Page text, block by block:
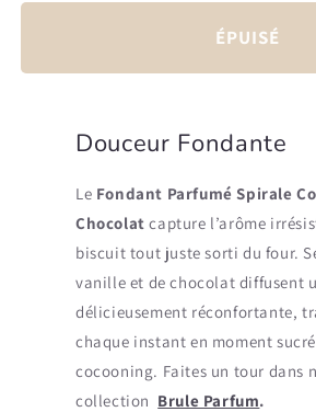
ÉPUISÉ
Douceur Fondante
Le Fondant Parfumé Spirale
Chocolat capture l’arôme
biscuit tout juste sorti du four.
vanille et de chocolat diffusent
délicieusement réconfortante,
chaque instant en moment
cocooning. Faites un tour dans
collection Brule Parfum.